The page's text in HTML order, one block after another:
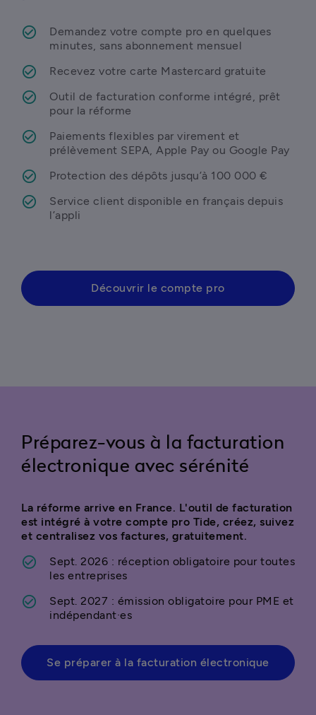
Demandez votre compte pro en quelques
minutes, sans abonnement mensuel
Recevez votre carte Mastercard gratuite
Outil de facturation conforme intégré, prêt
pour la réforme
Paiements flexibles par virement et
prélèvement SEPA, Apple Pay ou Google Pay
Protection des dépôts jusqu’à 100 000 €
Service client disponible en français depuis
l’appli
Découvrir le compte pro
Préparez-vous à la facturation
électronique avec sérénité
La réforme arrive en France. L'outil de facturation
est intégré à votre compte pro Tide, créez, suivez
et centralisez vos factures, gratuitement.
Sept. 2026 : réception obligatoire pour toutes
les entreprises
Sept. 2027 : émission obligatoire pour PME et
indépendant·es
Se préparer à la facturation électronique